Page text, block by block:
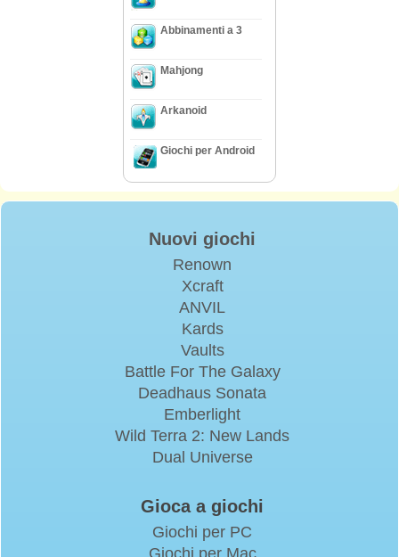
Abbinamenti a 3
Mahjong
Arkanoid
Giochi per Android
Nuovi giochi
Renown
Xcraft
ANVIL
Kards
Vaults
Battle For The Galaxy
Deadhaus Sonata
Emberlight
Wild Terra 2: New Lands
Dual Universe
Gioca a giochi
Giochi per PC
Giochi per Mac